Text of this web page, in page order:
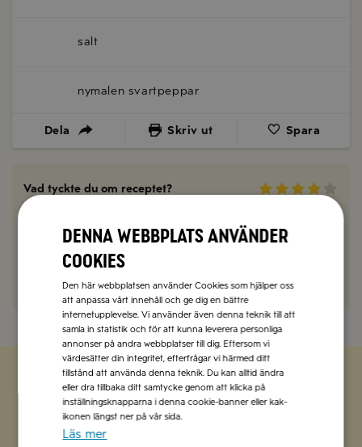
salt
nymalen svartpeppar
Dela Skriv ut Spara
Vad tyckte du om receptet?
Kommentera här!
Zetas populära nyhetsbrev
Missa inte att vi har flera olika nyhetsbrev som
Denna webbplats använder
cookies
Den här webbplatsen använder Cookies som hjälper oss
att anpassa vårt innehåll och ge dig en bättre
internetupplevelse. Vi använder även denna teknik till att
samla in statistik och för att kunna leverera personliga
annonser på andra webbplatser till dig. Eftersom vi
värdesätter din integritet, efterfrågar vi härmed ditt
tillstånd att använda denna teknik. Du kan alltid ändra
eller dra tillbaka ditt samtycke genom att klicka på
inställningsknapparna i denna cookie-banner eller kak-
ikonen längst ner på vår sida.
Läs mer